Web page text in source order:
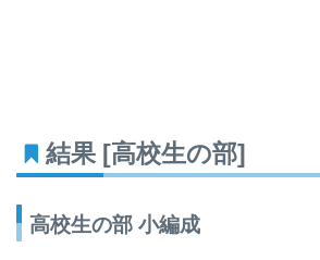
結果 [高校生の部]
高校生の部 小編成